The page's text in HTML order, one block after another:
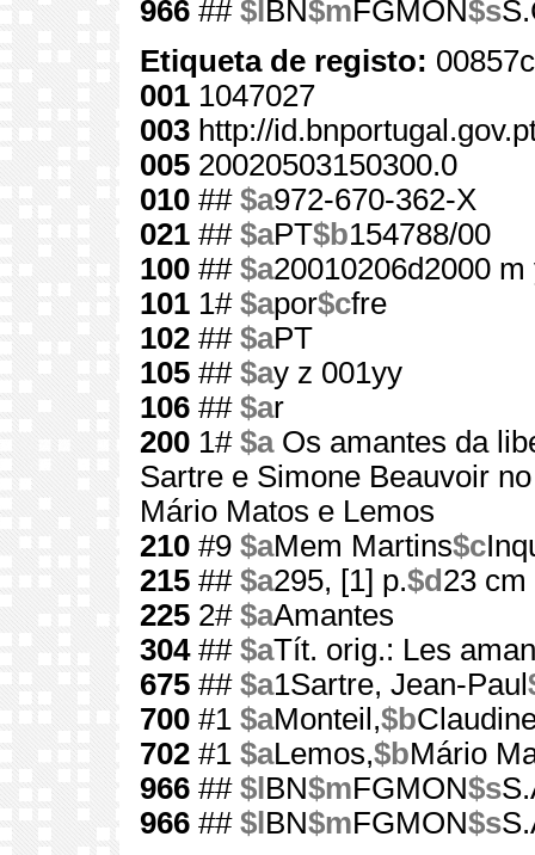
966 ## $l BN$mFGMON$s
Etiqueta de registo:
001 1047027
003 http://
005 20020503150300.0
010 ## $a972-670-362-X
021 ## $aPT$b154788/00
100 ## $a20010206d2000
101 1# $apor$cfre
102 ## $aPT
105 ## $ay z 001yy
106 ## $ar
200 1# $aOs amantes da
Sartre e Simone Beauvoir
Mário Matos e Lemos
210 #9 $aMem Martins$c
215 ## $a295, [1] p.$d 23 cm
225 2# $aAmantes
304## $aTít. orig.: Les
675 ## $a1Sartre, Jean-Paul
700 #1 $aMonteil,$b
702 #1 $aLemos,$bMário
966 ## $l BN$mFGMON$s
966 ## $l BN$mFGMON$s